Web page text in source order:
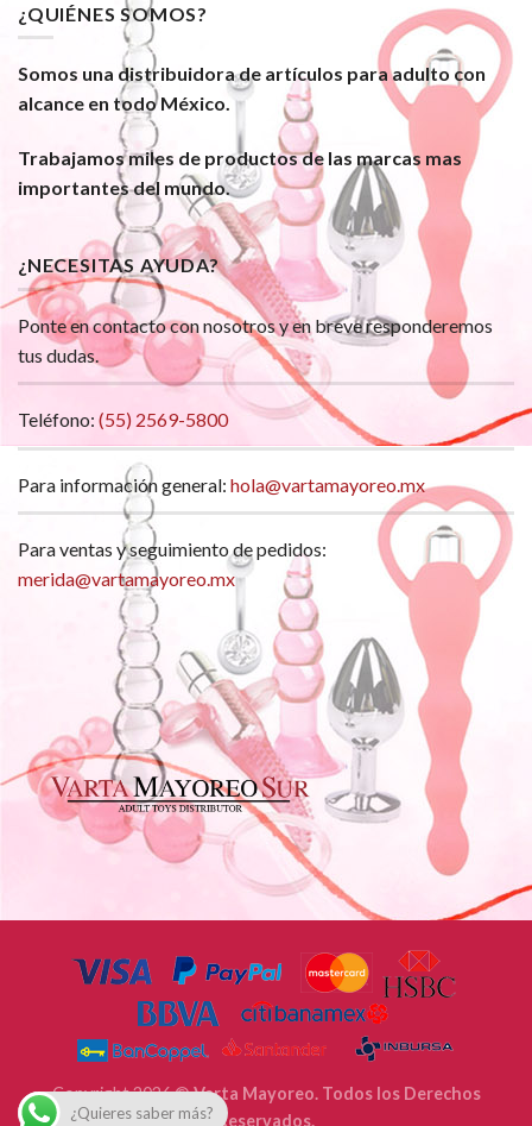
¿QUIÉNES SOMOS?
Somos una distribuidora de artículos para adulto con
alcance en todo México.
Trabajamos miles de productos de las marcas mas
importantes del mundo.
¿NECESITAS AYUDA?
Ponte en contacto con nosotros y en breve responderemos
tus dudas.
Teléfono: (55) 2569-5800
Para información general: hola@vartamayoreo.mx
Para ventas y seguimiento de pedidos:
merida@vartamayoreo.mx
Copyright 2026 ©Varta Mayoreo. Todos los Derechos
Reservados.
¿Quieres saber más?